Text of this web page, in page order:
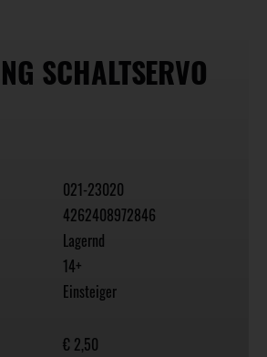
SCHALTSERVO
021-23020
4262408972846
Lagernd
14+
Einsteiger
€ 2,50